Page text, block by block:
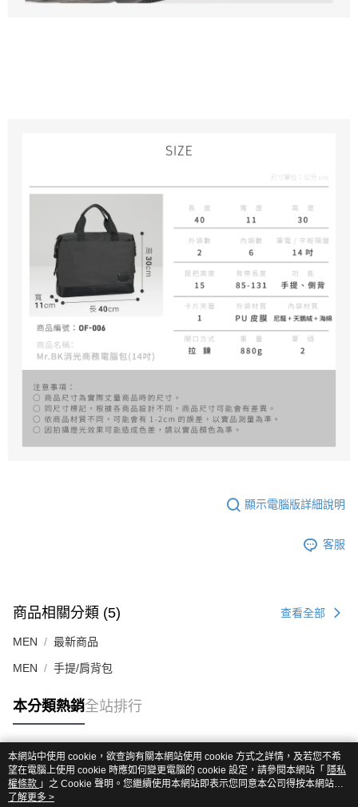
顯示電腦版詳細說明
客服
商品相關分類 (5) 查看全部
MEN 最新商品
MEN 手提/肩背包
本分類熱銷全站排行
熱門標籤
本網站中使用 cookie，欲查詢有關本網站使用 cookie 方式之詳情，及若您不希
望在電腦上使用 cookie 時應如何變更電腦的 cookie 設定，請參閱本網站「 隱私
權條款 」之 Cookie 聲明。您繼續使用本網站即表示您同意本公司得按本網站使
用條款之 Cookie 聲明使用 cookie。
了解更多 >